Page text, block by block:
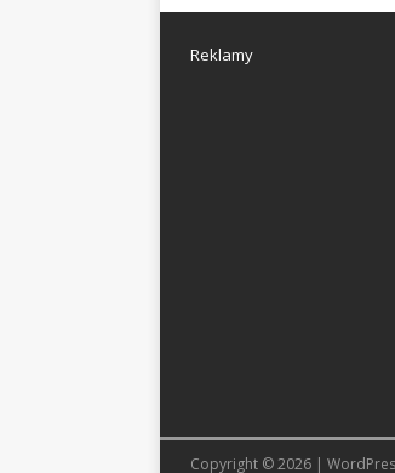
Reklamy
Copyright © 2026 |